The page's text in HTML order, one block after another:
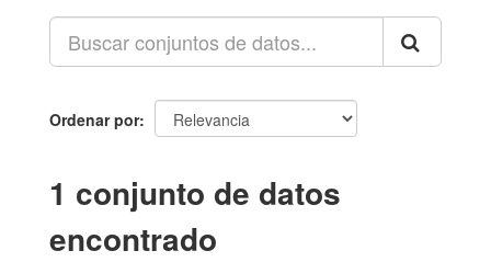
Ordenar por
1 conjunto de datos
encontrado